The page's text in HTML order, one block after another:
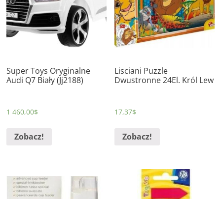
Super Toys Oryginalne
Audi Q7 Biały (Jj2188)
1 460,00$
Zobacz!
Lisciani Puzzle
Dwustronne 24El. Król Lew
17,37$
Zobacz!